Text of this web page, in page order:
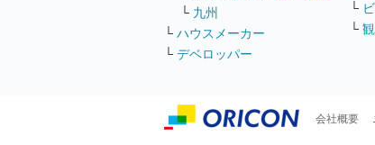
└ 九州
└ ハウスメーカー
└ デベロッパー
└
└
会社概要